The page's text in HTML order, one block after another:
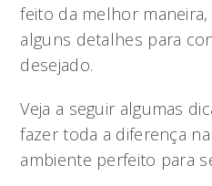
feito da melhor
alguns detalhes para
desejado.
Veja a seguir algumas
fazer toda a diferença
ambiente perfeito para